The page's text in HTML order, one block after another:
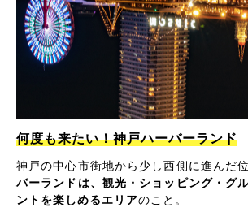
何度も来たい！神戸ハーバーランド
神戸の中心市街地から少し西側に進んだ
バーランドは、観光・ショッピング・グ
ントを楽しめるエリアのこと。